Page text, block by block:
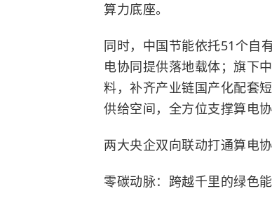
算力底座。
同时，中国节能依托51个自
电协同提供落地载体；旗下
料，补齐产业链国产化配套
供给空间，全方位支撑算电
两大央企双向联动打通算电
零碳动脉：跨越千里的绿色